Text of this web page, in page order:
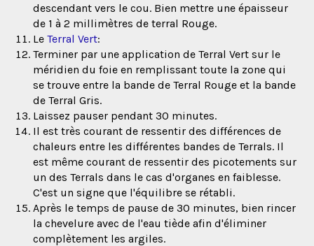
descendant vers le cou. Bien mettre une épaisseur
de 1 à 2 millimètres de terral Rouge.
Le Terral Vert:
Terminer par une application de Terral Vert sur le
méridien du foie en remplissant toute la zone qui
se trouve entre la bande de Terral Rouge et la bande
de Terral Gris.
Laissez pauser pendant 30 minutes.
Il est très courant de ressentir des différences de
chaleurs entre les différentes bandes de Terrals. Il
est même courant de ressentir des picotements sur
un des Terrals dans le cas d'organes en faiblesse.
C'est un signe que l'équilibre se rétabli.
Après le temps de pause de 30 minutes, bien rincer
la chevelure avec de l'eau tiède afin d'éliminer
complètement les argiles.